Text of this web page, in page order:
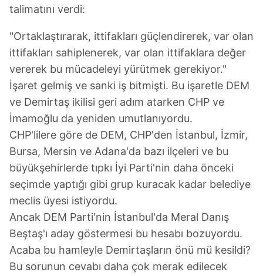
talimatını verdi:
"Ortaklaştırarak, ittifakları güçlendirerek, var olan
ittifakları sahiplenerek, var olan ittifaklara değer
vererek bu mücadeleyi yürütmek gerekiyor."
İşaret gelmiş ve sanki iş bitmişti. Bu işaretle DEM
ve Demirtaş ikilisi geri adım atarken CHP ve
İmamoğlu da yeniden umutlanıyordu.
CHP'lilere göre de DEM, CHP'den İstanbul, İzmir,
Bursa, Mersin ve Adana'da bazı ilçeleri ve bu
büyükşehirlerde tıpkı İyi Parti'nin daha önceki
seçimde yaptığı gibi grup kuracak kadar belediye
meclis üyesi istiyordu.
Ancak DEM Parti'nin İstanbul'da Meral Danış
Beştaş'ı aday göstermesi bu hesabı bozuyordu.
Acaba bu hamleyle Demirtaşların önü mü kesildi?
Bu sorunun cevabı daha çok merak edilecek